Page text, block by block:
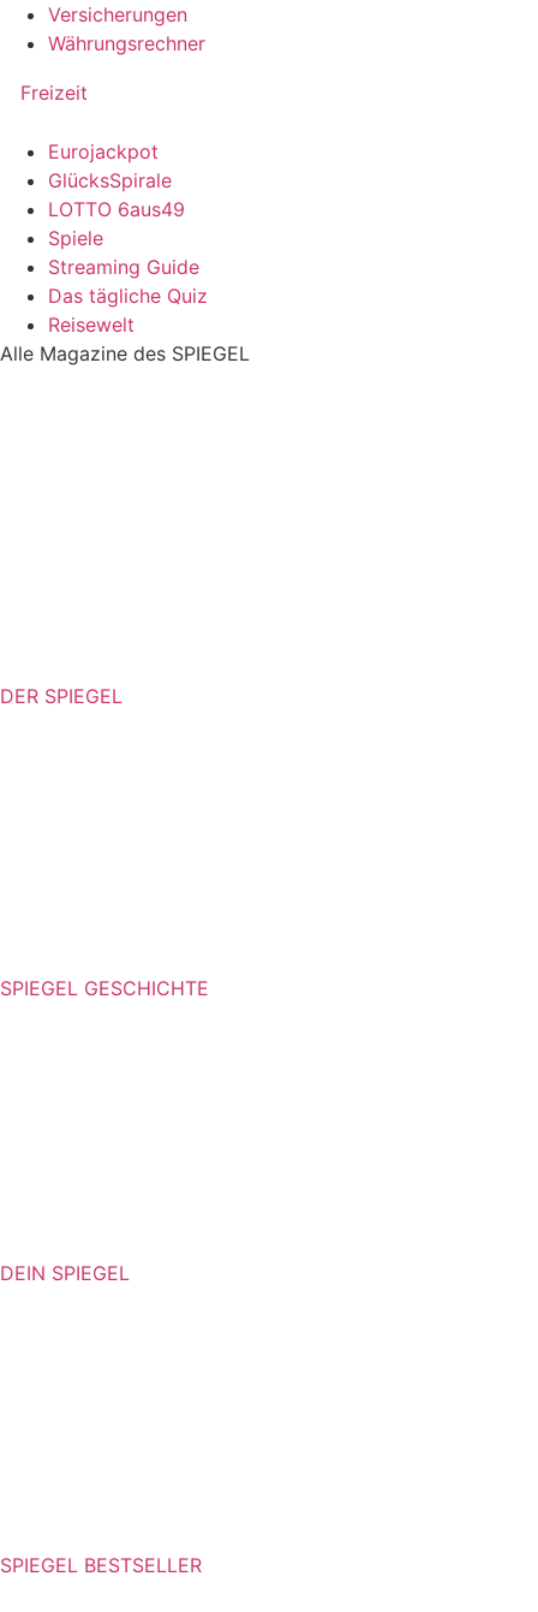
Versicherungen
Währungsrechner
Freizeit
Eurojackpot
GlücksSpirale
LOTTO 6aus49
Spiele
Streaming Guide
Das tägliche Quiz
Reisewelt
Alle Magazine des SPIEGEL
DER SPIEGEL
SPIEGEL GESCHICHTE
DEIN SPIEGEL
SPIEGEL BESTSELLER